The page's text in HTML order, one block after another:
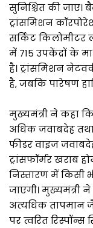
सुनिश्चित की जाए।
ट्रांसमिशन
सर्किट किलोमीटर
में 715 उपकेंद्रों के
है। ट्रांसमिशन
है, जबकि पारेषण
मुख्यमंत्री ने कहा
अधिक जवाबदेह तथा
फीडर वाइज
ट्रांसफॉर्मर खराब
निस्तारण में किसी
जाएगी। मुख्यमंत्री
अत्यधिक तापमान
पर त्वरित